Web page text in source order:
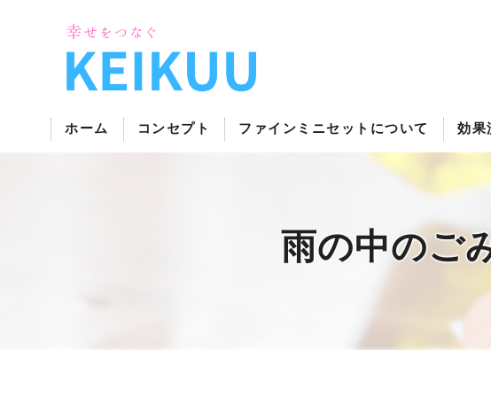
ホーム コンセプト
次亜塩素酸の消臭機･株式会社FMIの評判
ファインミニセットについて 効果
雨の中のご